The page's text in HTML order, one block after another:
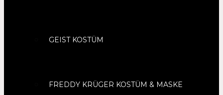
GEIST KOSTÜM
FREDDY KRÜGER KOSTÜM & MASKE